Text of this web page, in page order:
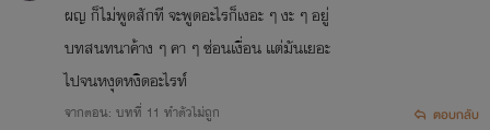
ผญ ก็ไม่พูดสักที จะพูดอะไรก็เงอะ ๆ งะ ๆ อยู่
บทสนทนาค้าง ๆ คา ๆ ซ่อนเงื่อน เเต่มันเยอะ
ไปจนหงุดหงิดอะไรท์
จากตอน: บทที่ 11 ทำตัวไม่ถูก ตอบกลับ